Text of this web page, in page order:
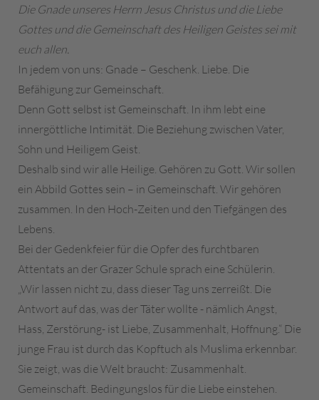
Die Gnade unseres Herrn Jesus Christus und die Liebe
Gottes und die Gemeinschaft des Heiligen Geistes sei mit
euch allen.
In jedem von uns: Gnade – Geschenk. Liebe. Die
Befähigung zur Gemeinschaft.
Denn Gott selbst ist Gemeinschaft. In ihm lebt eine
innergöttliche Intimität. Die Beziehung zwischen Vater,
Sohn und Heiligem Geist.
Deshalb sind wir alle Heilige. Gehören zu Gott. Wir sollen
ein Abbild Gottes sein – in Gemeinschaft. Wir gehören
zusammen. In den Hoch-Zeiten und den Tiefgängen des
Lebens.
Bei der Gedenkfeier für die Opfer des furchtbaren
Attentats an der Grazer Schule sprach eine Schülerin.
„Wir lassen nicht zu, dass dieser Tag uns zerreißt. Die
Antwort auf das, was der Täter wollte - nämlich Angst,
Hass, Zerstörung- ist Liebe, Zusammenhalt, Hoffnung.“ Die
junge Frau ist durch das Kopftuch als Muslima erkennbar.
Sie zeigt, was die Welt braucht: Zusammenhalt.
Gemeinschaft. Bedingungslos für die Liebe einstehen.